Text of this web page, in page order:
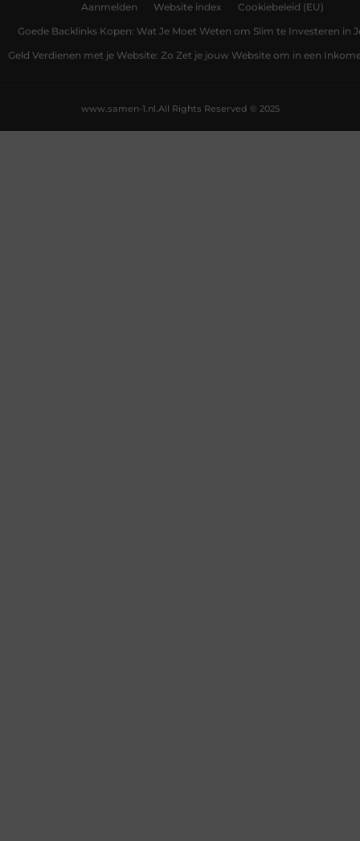
Aanmelden Website index Cookiebeleid (EU)
Goede Backlinks Kopen: Wat Je Moet Weten om Slim te Investeren in
Geld Verdienen met je Website: Zo Zet je jouw Website om in een
All Rights Reserved © 2025
www.samen-1.nl.